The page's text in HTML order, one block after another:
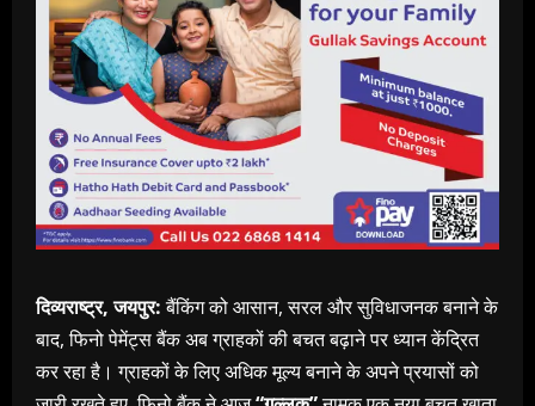
दिव्यराष्ट्र, जयपुर:बैंकिंग को आसान, सरल और सुविधाजनक बनाने के
बाद, फिनो पेमेंट्स बैंक अब ग्राहकों की बचत बढ़ाने पर ध्यान केंद्रित
कर रहा है। ग्राहकों के लिए अधिक मूल्य बनाने के अपने प्रयासों को